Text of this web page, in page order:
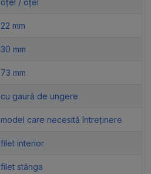
22 mm
30 mm
73 mm
cu gaură de ungere
model care necesită întreținere
filet interior
filet stânga